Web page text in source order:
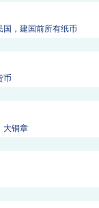
国，建国前所有纸币
币
大铜章